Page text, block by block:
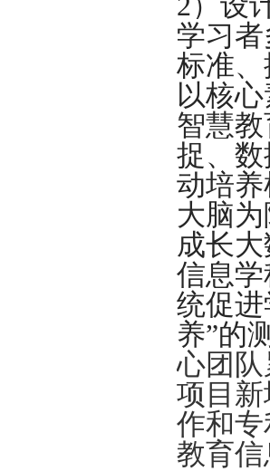
学习
标准
以核
智慧
捉、
动培
大脑
成长
信息
统促
养”的
心团
项目新
作和
教育